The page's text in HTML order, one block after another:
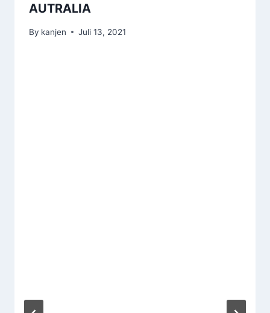
AUTRALIA
By kanjen Juli 13, 2021